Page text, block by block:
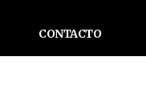
CONTACTO